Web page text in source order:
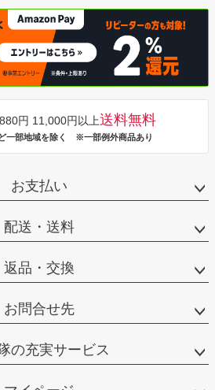
円 11,000円以上送料無料
一部地域を除く ※一部例外商品あり
お支払い
配送・送料
返品・交換
お問合せ先
の充実サービス